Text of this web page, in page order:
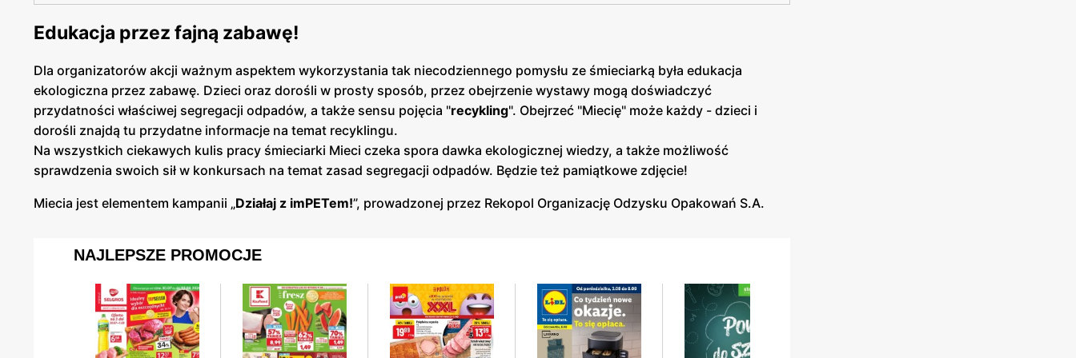
Edukacja przez fajną zabawę!
Dla organizatorów akcji ważnym aspektem wykorzystania tak niecodziennego pomysłu ze śmieciarką była edukacja
ekologiczna przez zabawę. Dzieci oraz dorośli w prosty sposób, przez obejrzenie wystawy mogą doświadczyć
przydatności właściwej segregacji odpadów, a także sensu pojęcia "recykling". Obejrzeć "Miecię" może każdy - dzieci i
dorośli znajdą tu przydatne informacje na temat recyklingu.
Na wszystkich ciekawych kulis pracy śmieciarki Mieci czeka spora dawka ekologicznej wiedzy, a także możliwość
sprawdzenia swoich sił w konkursach na temat zasad segregacji odpadów. Będzie też pamiątkowe zdjęcie!
Miecia jest elementem kampanii „Działaj z imPETem!”, prowadzonej przez Rekopol Organizację Odzysku Opakowań S.A.